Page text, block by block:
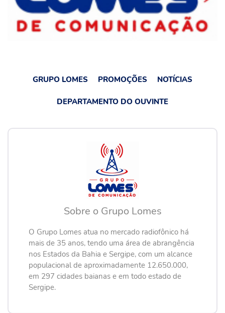
GRUPO LOMES PROMOÇÕES NOTÍCIAS
DEPARTAMENTO DO OUVINTE
Sobre o Grupo Lomes
O Grupo Lomes atua no mercado radiofônico há
mais de 35 anos, tendo uma área de abrangência
nos Estados da Bahia e Sergipe, com um alcance
populacional de aproximadamente 12.650.000,
em 297 cidades baianas e em todo estado de
Sergipe.